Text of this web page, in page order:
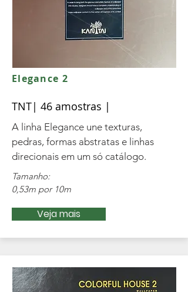
Elegance 2
TNT| 46 amostras |
A linha Elegance une texturas,
pedras, formas abstratas e linhas
direcionais em um só catálogo.
Tamanho:
0,53m por 10m
Veja mais